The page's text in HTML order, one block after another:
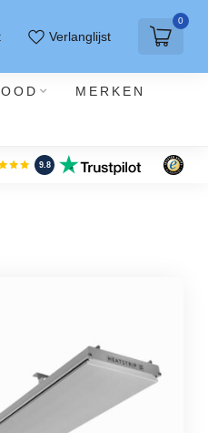
Verlanglijst
0
MERKEN
9.8